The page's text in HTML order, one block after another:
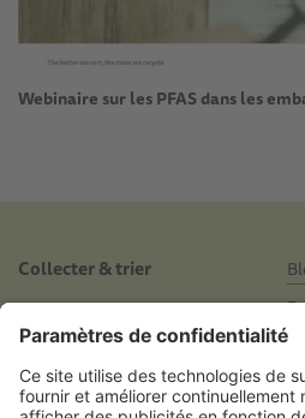
Webinaire sur les PFAS dans les
Doormat
Collecter & trier
Jobs